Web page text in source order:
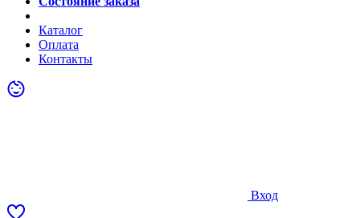
Каталог
Оплата
Контакты
Вход